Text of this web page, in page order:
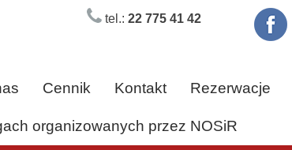
tel.: 22 775 41 42
Cennik Kontakt Rezerwacje
organizowanych przez NOSiR